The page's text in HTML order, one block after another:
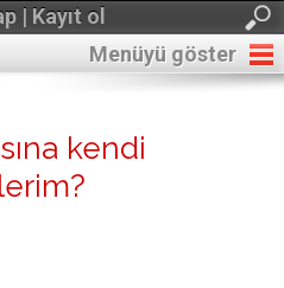
| Kayıt ol
Menüyü göster
kendi